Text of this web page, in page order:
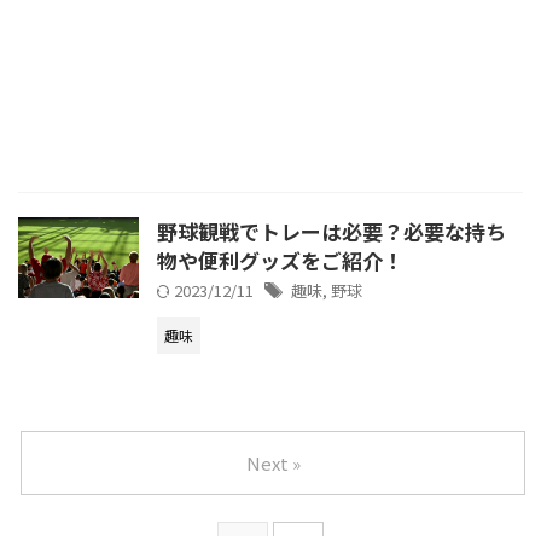
野球観戦でトレーは必要？必要な持ち
物や便利グッズをご紹介！
2023/12/11 趣味, 野球
趣味
Next »